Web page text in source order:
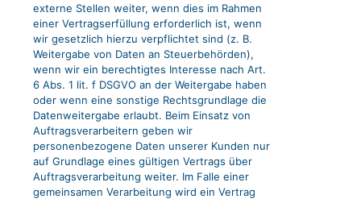
externe Stellen weiter, wenn dies im Rahmen
einer Vertragserfüllung erforderlich ist, wenn
wir gesetzlich hierzu verpflichtet sind (z. B.
Weitergabe von Daten an Steuerbehörden),
wenn wir ein berechtigtes Interesse nach Art.
6 Abs. 1 lit. f DSGVO an der Weitergabe haben
oder wenn eine sonstige Rechtsgrundlage die
Datenweitergabe erlaubt. Beim Einsatz von
Auftragsverarbeitern geben wir
personenbezogene Daten unserer Kunden nur
auf Grundlage eines gültigen Vertrags über
Auftragsverarbeitung weiter. Im Falle einer
gemeinsamen Verarbeitung wird ein Vertrag